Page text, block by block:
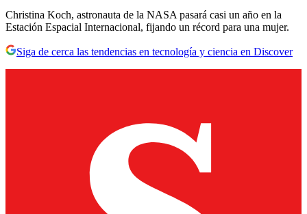
Christina Koch, astronauta de la NASA pasará casi un año en la
Estación Espacial Internacional, fijando un récord para una mujer.
Siga de cerca las tendencias en tecnología y ciencia en Discover